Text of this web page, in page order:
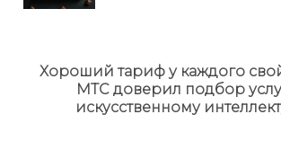
Хороший тариф у каждого
МТС доверил подбор
искусственному